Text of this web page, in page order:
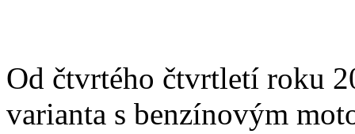
Od čtvrtého čtvrtletí roku
varianta s benzínovým